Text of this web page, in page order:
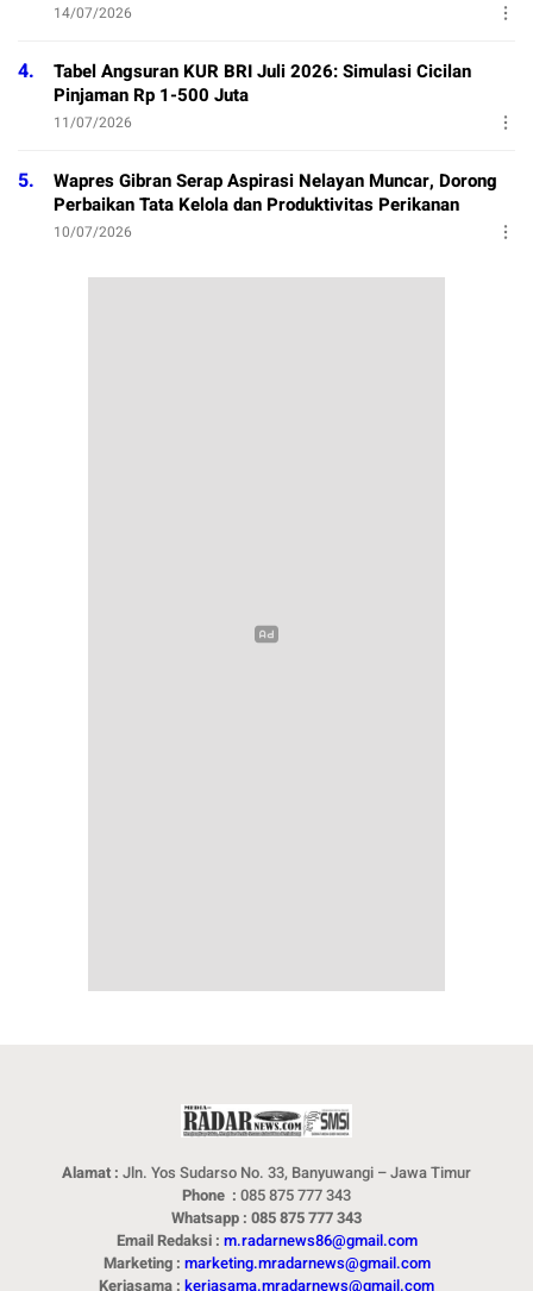
14/07/2026
4.
Tabel Angsuran KUR BRI Juli 2026: Simulasi Cicilan
Pinjaman Rp 1-500 Juta
11/07/2026
5.
Wapres Gibran Serap Aspirasi Nelayan Muncar, Dorong
Perbaikan Tata Kelola dan Produktivitas Perikanan
10/07/2026
Alamat : Jln. Yos Sudarso No. 33, Banyuwangi – Jawa Timur
Phone : 085 875 777 343
Whatsapp : 085 875 777 343
Email Redaksi : m.radarnews86@gmail.com
Marketing : marketing.mradarnews@gmail.com
Kerjasama : kerjasama.mradarnews@gmail.com